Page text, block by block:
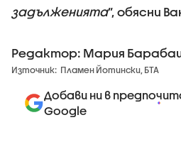
задълженията”, обясни
Редактор: Мария
Източник: Пламен Йотински, БТА
Добави ни в
Google